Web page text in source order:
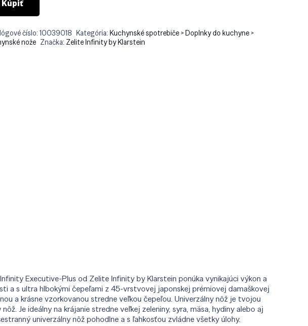
Kúpiť
číslo:10039018 Kategória:Kuchynské spotrebiče > Doplnky do kuchyne >
nože Značka: Zelite Infinity by Klarstein
Executive-Plus od Zelite Infinity by Klarstein ponúka vynikajúci výkon a
a s ultra hlbokými čepeľami z 45-vrstvovej japonskej prémiovej damaškovej
a krásne vzorkovanou stredne veľkou čepeľou. Univerzálny nôž je tvojou
Je ideálny na krájanie stredne veľkej zeleniny, syra, mäsa, hydiny alebo aj
univerzálny nôž pohodlne a s ľahkosťou zvládne všetky úlohy.